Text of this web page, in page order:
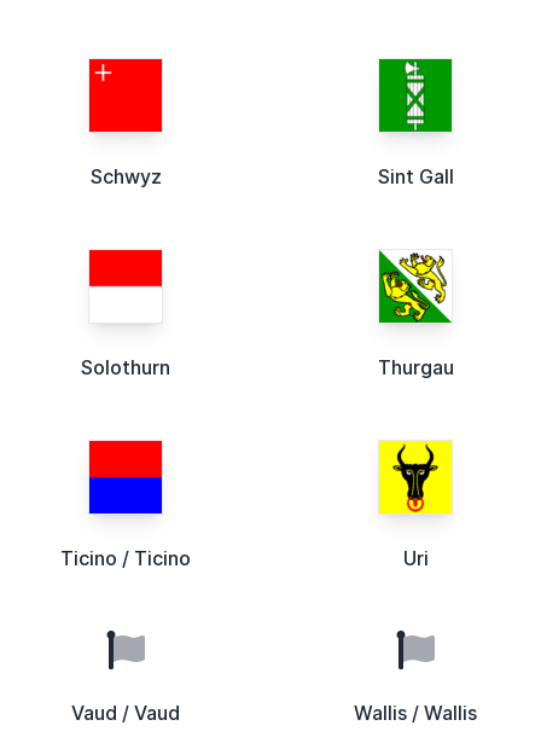
Schwyz Sint Gall
Solothurn Thurgau
Ticino / Ticino Uri
Vaud / Vaud Wallis / Wallis